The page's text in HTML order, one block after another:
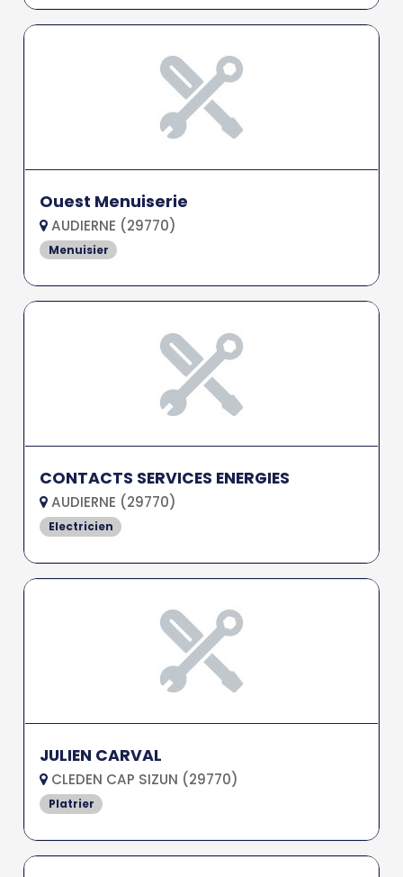
Ouest Menuiserie
AUDIERNE (29770)
Menuisier
CONTACTS SERVICES ENERGIES
AUDIERNE (29770)
Electricien
JULIEN CARVAL
CLEDEN CAP SIZUN (29770)
Platrier